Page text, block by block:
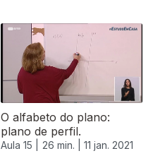
O alfabeto do plano:
plano de perfil.
Aula 15 | 26 min. | 11 jan. 2021